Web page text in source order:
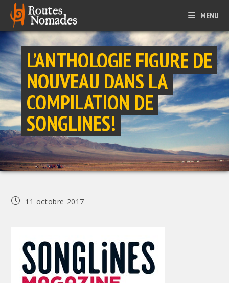
content
MENU
L’ANTHOLOGIE FIGURE DE
NOUVEAU DANS LA
COMPILATION DE
SONGLINES!
Publication
11 octobre 2017